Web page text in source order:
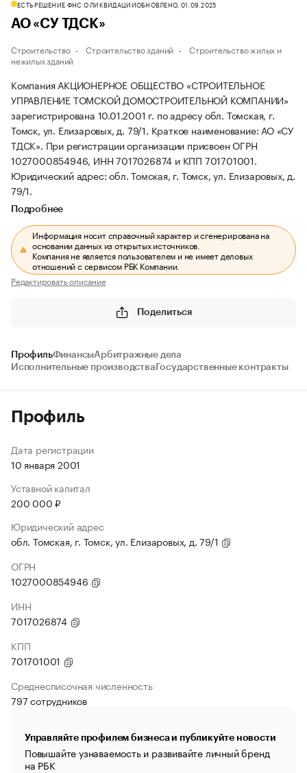
ЕСТЬ РЕШЕНИЕ ФНС О ЛИКВИДАЦИИОБНОВЛЕНО, 01.09.2025
АО «СУ ТДСК»
Строительство Строительство зданий
Строительство жилых и
нежилых зданий
Компания АКЦИОНЕРНОЕ ОБЩЕСТВО «СТРОИТЕЛЬНОЕ
УПРАВЛЕНИЕ ТОМСКОЙ ДОМОСТРОИТЕЛЬНОЙ КОМПАНИИ»
зарегистрирована 10.01.2001 г. по адресу обл. Томская, г.
Томск, ул. Елизаровых, д. 79/1. Краткое наименование: АО «СУ
ТДСК». При регистрации организации присвоен ОГРН
1027000854946, ИНН 7017026874 и КПП 701701001.
Юридический адрес: обл. Томская, г. Томск, ул. Елизаровых, д.
79/1.
Подробнее
Информация носит справочный характер и сгенерирована на
основании данных из открытых источников.
Компания не является пользователем и не имеет деловых
отношений с сервисом РБК Компании.
Редактировать описание
Поделиться
ПрофильФинансыАрбитражные дела
Исполнительные производства Государственные контракты
Профиль
Дата регистрации
10 января 2001
Уставной капитал
200 000 ₽
Юридический адрес
обл. Томская, г. Томск, ул. Елизаровых, д. 79/1
ОГРН
1027000854946
ИНН
7017026874
КПП
701701001
Среднесписочная численность
797 сотрудников
Управляйте профилем бизнеса и публикуйте новости
Повышайте узнаваемость и развивайте личный бренд
на РБК